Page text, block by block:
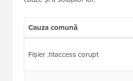
Cauza comună
Fișier .htaccess corupt